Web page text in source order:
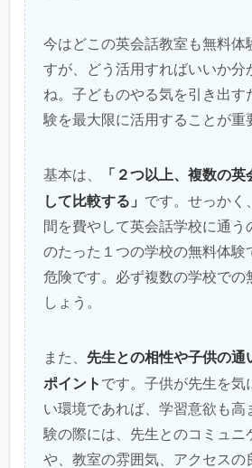
今はどこの英会話教室も無料体
すが、どう活用すればいいか分
ね。子どものやる気を引き出す
験を最大限に活用することが重
基本は、
「２つ以上、複数の
して比較する」 です。せっかく
間を費やして英会話学校に通う
のたった１つの学校の無料体験
危険です。必ず複数の学校での
しょう。
また、 先生との相性や子供の
ポイント です。子供が先生を気
い環境であれば、学習意欲も高
験の際には、先生とのコミュニ
や、教室の雰囲気、アクセスの